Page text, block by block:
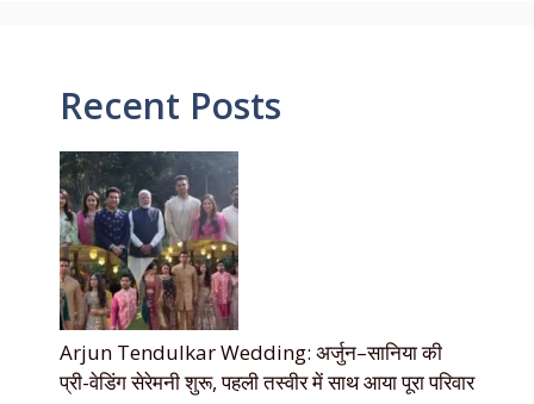
Recent Posts
Arjun Tendulkar Wedding: अर्जुन–सानिया की
प्री-वेडिंग सेरेमनी शुरू, पहली तस्वीर में साथ आया पूरा परिवार